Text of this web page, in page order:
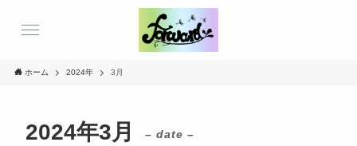
ホーム 2024年 3月
2024年3月 – date –